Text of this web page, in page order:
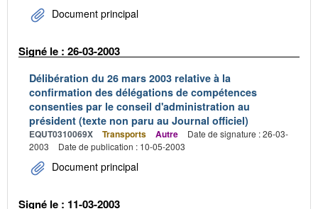
Document principal
Signé le : 26-03-2003
Délibération du 26 mars 2003 relative à la
confirmation des délégations de compétences
consenties par le conseil d'administration au
président (texte non paru au Journal officiel)
EQUT0310069X Transports Autre
Date de signature : 26-03-
2003
Date de publication : 10-05-2003
Document principal
Signé le : 11-03-2003